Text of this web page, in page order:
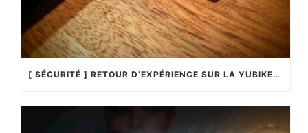
[ SÉCURITÉ ] RETOUR D’EXPÉRIENCE SUR LA YUBIKEY4 !